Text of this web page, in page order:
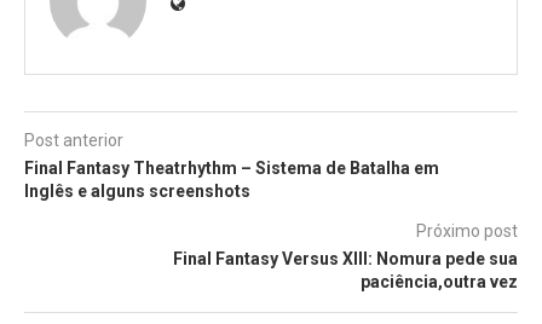
Post anterior
Final Fantasy Theatrhythm – Sistema de Batalha em
Inglês e alguns screenshots
Próximo post
Final Fantasy Versus XIII: Nomura pede sua
paciência,outra vez